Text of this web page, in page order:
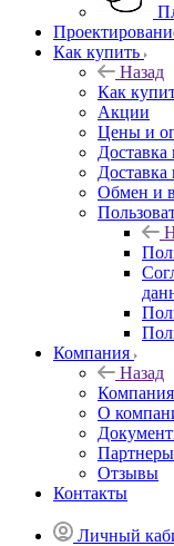
Как купить
Назад
Как
Акции
Цены и
Доставка
Обмен и
Компания
Назад
Компания
О
Партнеры
Отзывы
Контакты
Личный